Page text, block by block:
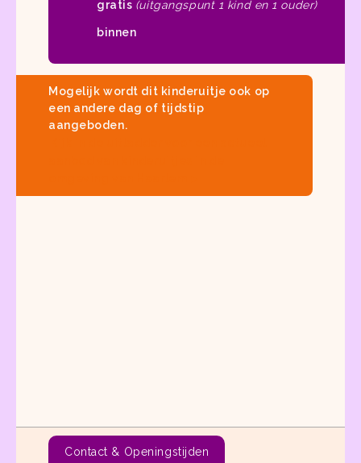
gratis (uitgangspunt 1 kind en 1 ouder)
binnen
Mogelijk wordt dit kinderuitje ook op
een andere dag of tijdstip
aangeboden.
Contact & Openingstijden